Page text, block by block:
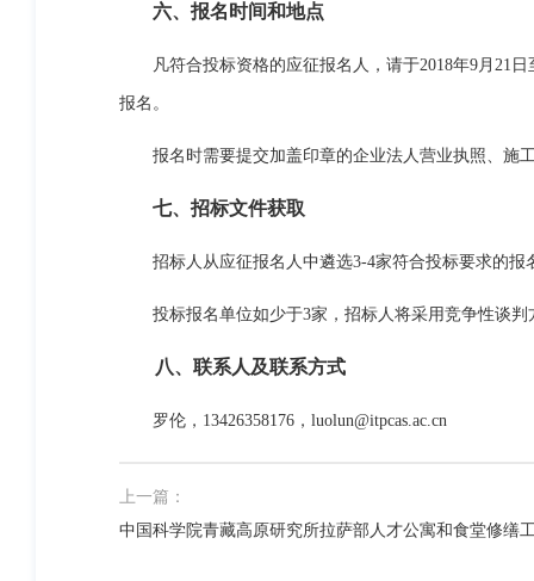
六、报名时间和地点
凡符合投标资格的应征报名人，请于2018年9月21日
报名。
报名时需要提交加盖印章的企业法人营业执照、施工
七、招标文件获取
招标人从应征报名人中遴选3-4家符合投标要求的报
投标报名单位如少于3家，招标人将采用竞争性谈判
八、联系人及联系方式
罗伦，13426358176， luolun@itpcas.ac.cn
上一篇：
中国科学院青藏高原研究所拉萨部人才公寓和食堂修缮